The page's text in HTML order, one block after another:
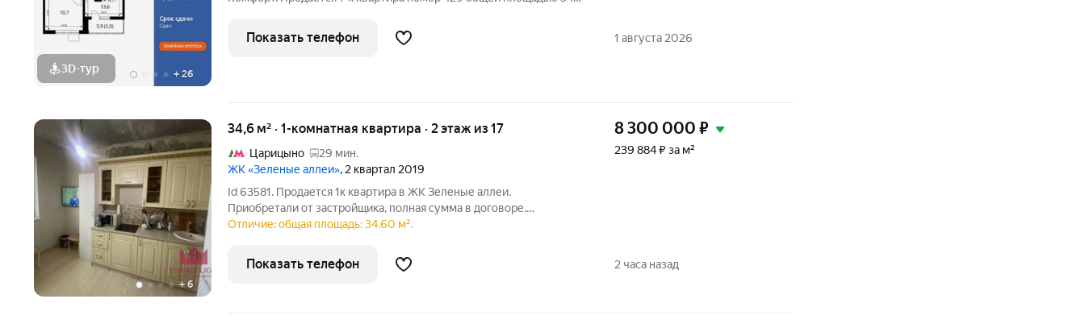
3D-тур + 26
Линейная планировка - максимальная функциональность и
удобство. -
Показать телефон 1 августа 2026
+ 6
34,6 м² · 1-комнатная квартира · 2 этаж из 17
Царицыно
29 мин.
ЖК «Зеленые аллеи», 2 квартал 2019
Id 63581. Продается 1к квартира в ЖК Зеленые аллеи.
Приобретали от застройщика, полная сумма в договоре.
Просторная кухня и ванная, коридор. В подъезде есть консьерж,
школа, сады,
8 300 000 ₽
239 884 ₽ за м²
Отличие: общая площадь: 34.60 м².
Показать телефон 2 часа назад